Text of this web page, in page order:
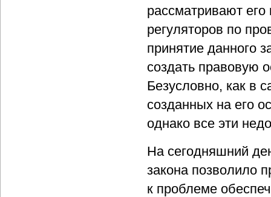
рассматривают его
регуляторов по
принятие данного
создать правовую
Безусловно, как в
созданных на его
однако все эти
На сегодняшний
закона позволило
к проблеме